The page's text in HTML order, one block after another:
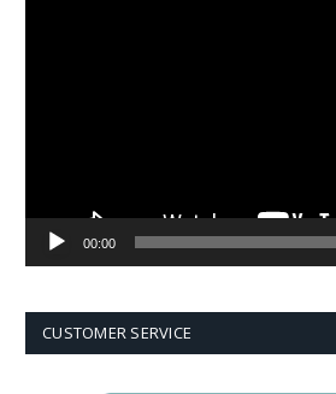
00:00
CUSTOMER SERVICE